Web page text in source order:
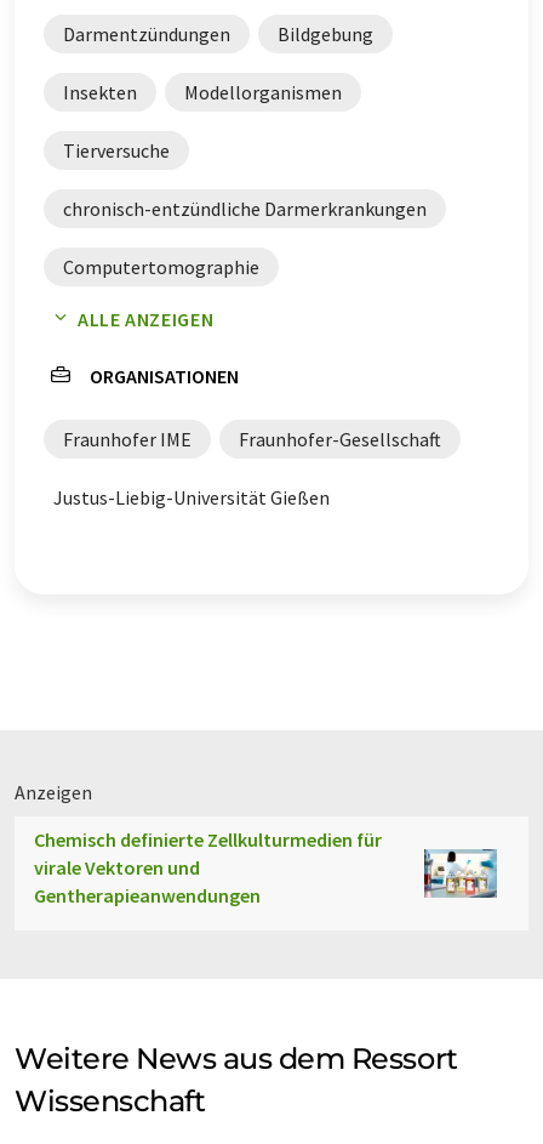
Darmentzündungen Bildgebung
Insekten Modellorganismen
Tierversuche
chronisch-entzündliche Darmerkrankungen
Computertomographie
Magnetresonanztomographie
Positronen-Emissions-Tomographie
Entzündliche Darmerkrankungen
Magnetresonanz
ALLE ANZEIGEN
ORGANISATIONEN
Fraunhofer IME Fraunhofer-Gesellschaft
Justus-Liebig-Universität Gießen
Anzeigen
Chemisch definierte Zellkulturmedien für
virale Vektoren und
Gentherapieanwendungen
Weitere News aus dem Ressort
Wissenschaft